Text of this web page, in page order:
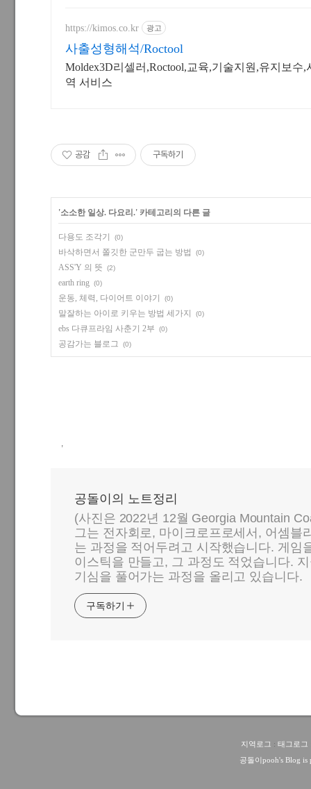
https://kimos.co.kr 광고
사출성형해석/Roctool
Moldex3D리셀러,Roctool,교육,기술지원,유지보수
역 서비스
공감 구독하기
'소소한 일상. 다요리.' 카테고리의 다른 글
다용도 조각기 (0)
바삭하면서 쫄깃한 군만두 굽는 방법 (0)
ASS'Y 의 뜻 (2)
earth ring (0)
운동, 체력, 다이어트 이야기 (0)
말잘하는 아이로 키우는 방법 세가지 (0)
ebs 다큐프라임 사춘기 2부 (0)
공감가는 블로그 (0)
,
공돌이의 노트정리
(사진은 2022년 12월 Georgia Mountain
그는 전자회로, 마이크로프로세서, 어셈블
는 과정을 적어두려고 시작했습니다. 게임
이스틱을 만들고, 그 과정도 적었습니다.
기심을 풀어가는 과정을 올리고 있습니다.
구독하기
지역로그 : 태그로그
공돌이pooh's Blog is